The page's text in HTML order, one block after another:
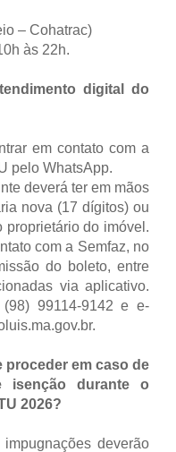
– Cohatrac)
às 22h.
digital do
em contato com a
pelo WhatsApp.
deverá ter em mãos
nova (17 dígitos) ou
proprietário do imóvel.
com a Semfaz, no
do boleto, entre
via aplicativo.
99114-9142 e e-
proceder em caso de
isenção durante o
2026?
deverão